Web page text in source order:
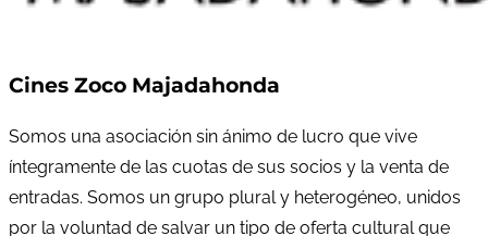
Cines Zoco Majadahonda
Somos una asociación sin ánimo de lucro que vive
íntegramente de las cuotas de sus socios y la venta de
entradas. Somos un grupo plural y heterogéneo, unidos
por la voluntad de salvar un tipo de oferta cultural que